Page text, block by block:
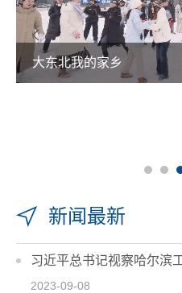
大东北我的家乡
新闻最新
习近平总书记视察哈尔滨
2023-09-08